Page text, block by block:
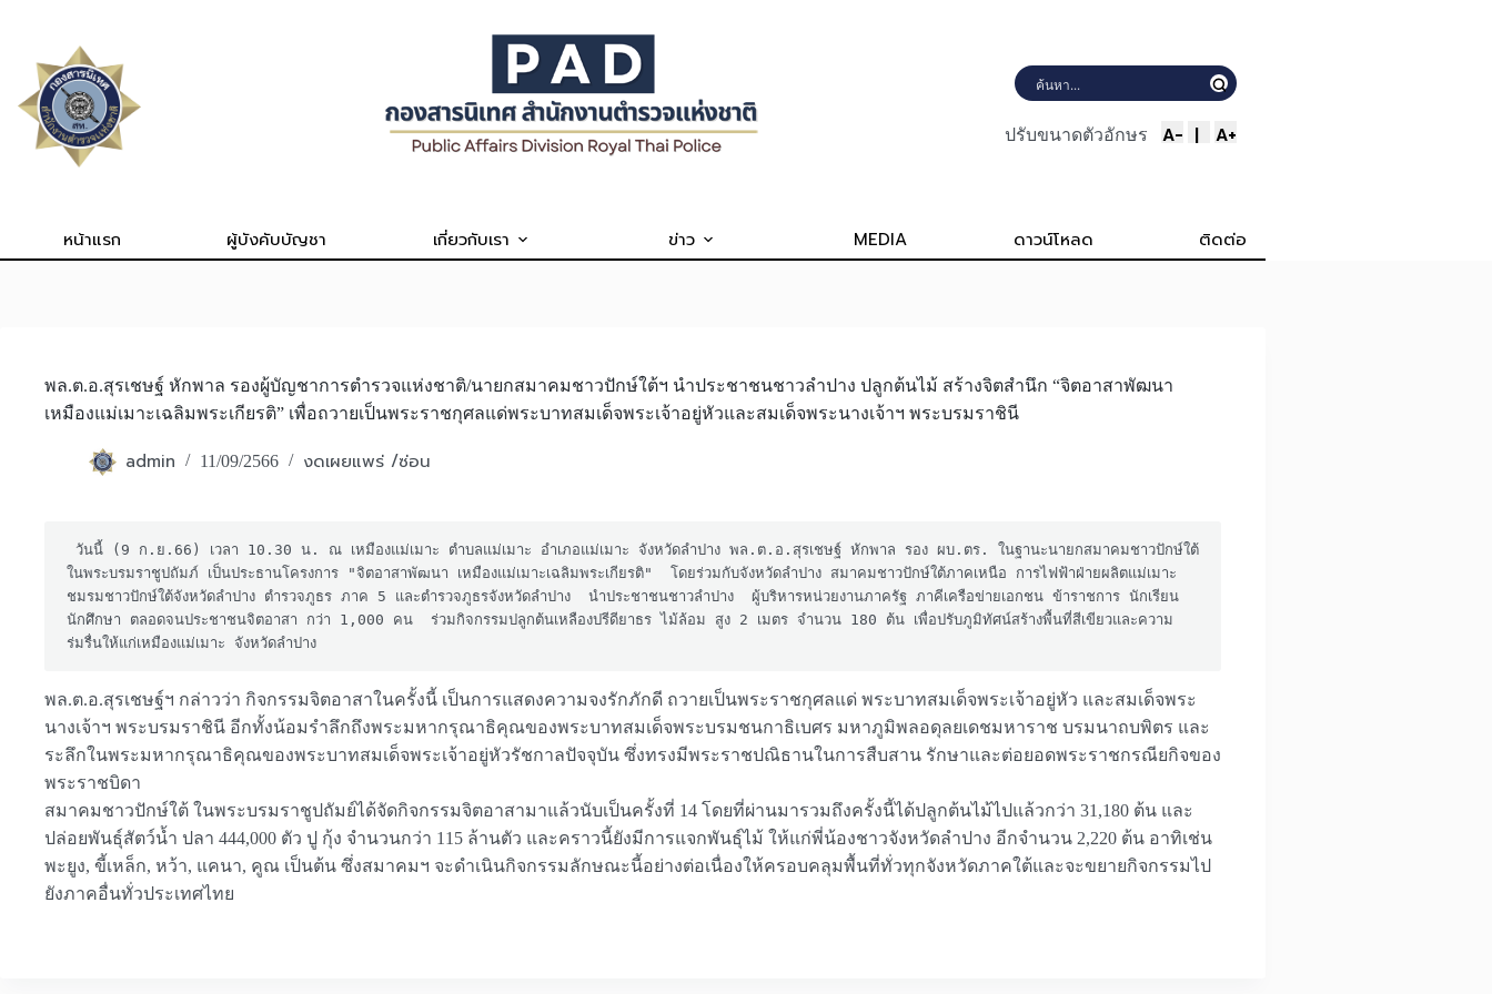
content
ปรับขนาดตัวอักษร A- | A+
หน้าแรก ผู้บังคับบัญชา เกี่ยวกับเรา ข่าว MEDIA ดาวน์โหลด ติดต่อ
พล.ต.อ.สุรเชษฐ์ หักพาล รองผู้บัญชาการตำรวจแห่งชาติ/นายกสมาคมชาวปักษ์ใต้ฯ นำประชาชนชาวลำปาง ปลูกต้นไม้ สร้างจิตสำนึก “จิตอาสาพัฒนา
เหมืองแม่เมาะเฉลิมพระเกียรติ” เพื่อถวายเป็นพระราชกุศลแด่พระบาทสมเด็จพระเจ้าอยู่หัวและสมเด็จพระนางเจ้าฯ พระบรมราชินี
admin 11/09/2566 งดเผยแพร่ /ซ่อน
ในพระบรมราชูปถัมภ์ เป็นประธานโครงการ "จิตอาสาพัฒนา เหมืองแม่เมาะเฉลิมพระเกียรติ"  โดยร่วมกับจังหวัดลำปาง สมาคมชาวปักษ์ใต้ภาคเหนือ การไฟฟ้าฝ่ายผลิตแม่เมาะ
ชมรมชาวปักษ์ใต้จังหวัดลำปาง ตำรวจภูธร ภาค 5 และตำรวจภูธรจังหวัดลำปาง  นำประชาชนชาวลำปาง  ผู้บริหารหน่วยงานภาครัฐ ภาคีเครือข่ายเอกชน ข้าราชการ นักเรียน​
นักศึกษา ตลอดจนประชาชนจิตอาสา กว่า 1,000 คน  ร่วมกิจกรรมปลูกต้นเหลืองปรีดียาธร ไม้ล้อม สูง 2 เมตร จำนวน 180 ต้น เพื่อปรับภูมิทัศน์สร้างพื้นที่สีเขียวและความ
ร่มรื่นให้แก่เหมืองแม่เมาะ​ จังหวัดลำปาง
พล.ต.อ.สุรเชษฐ์ฯ กล่าวว่า กิจกรรมจิตอาสาในครั้งนี้ เป็นการแสดงความจงรักภักดี ถวายเป็นพระราชกุศลแด่ พระบาทสมเด็จพระเจ้าอยู่หัว และสมเด็จพระ
นางเจ้าฯ พระบรมราชินี อีกทั้งน้อมรำลึกถึงพระมหากรุณาธิคุณของพระบาทสมเด็จพระบรมชนกาธิเบศร มหาภูมิพลอดุลยเดชมหาราช บรมนาถบพิตร และ
ระลึกในพระมหากรุณาธิคุณของพระบาทสมเด็จพระเจ้าอยู่หัวรัชกาลปัจจุบัน ซึ่งทรงมีพระราชปณิธานในการสืบสาน รักษาและต่อยอดพระราชกรณียกิจของ
พระราชบิดา
สมาคมชาวปักษ์ใต้ ในพระบรมราชูปถัมย์ได้จัดกิจกรรมจิตอาสามาแล้วนับเป็นครั้งที่ 14 โดยที่ผ่านมารวมถึงครั้งนี้ได้ปลูกต้นไม้ไปแล้วกว่า 31,180 ต้น และ
ปล่อยพันธุ์สัตว์น้ำ ปลา 444,000 ตัว ปู กุ้ง จำนวนกว่า 115 ล้านตัว และคราวนี้ยังมีการแจกพันธุ์ไม้​ ให้แก่พี่น้องชาวจังหวัดลำปาง​ อีกจำนวน​ 2,220 ต้น​ อาทิเช่น​
พะยูง, ขี้เหล็ก, หว้า, แคนา, คูณ​ เป็นต้น​ ซึ่งสมาคมฯ จะดำเนินกิจกรรมลักษณะนี้อย่างต่อเนื่องให้ครอบคลุมพื้นที่ทั่วทุกจังหวัดภาคใต้และจะขยายกิจกรรมไป
ยังภาคอื่นทั่วประเทศไทย